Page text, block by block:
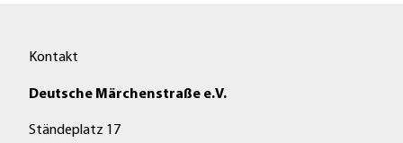
Kontakt
Deutsche Märchenstraße e.V.
Ständeplatz 17